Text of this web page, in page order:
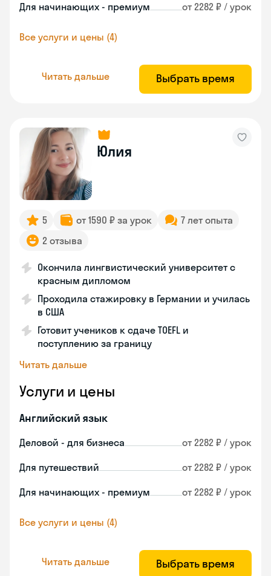
Для начинающих - премиум от 2282 ₽ / урок
Все услуги и цены (4)
Читать дальше Выбрать время
Юлия
5 от 1590 ₽ за урок
7 лет опыта
2 отзыва
Окончила лингвистический университет с
красным дипломом
Проходила стажировку в Германии и училась
в США
Готовит учеников к сдаче TOEFL и
поступлению за границу
Читать дальше
Услуги и цены
Английский язык
Деловой - для бизнеса от 2282 ₽ / урок
Для путешествий от 2282 ₽ / урок
Для начинающих - премиум от 2282 ₽ / урок
Все услуги и цены (4)
Читать дальше Выбрать время